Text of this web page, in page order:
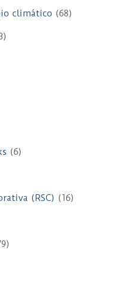
climático (68)
(6)
(RSC) (16)